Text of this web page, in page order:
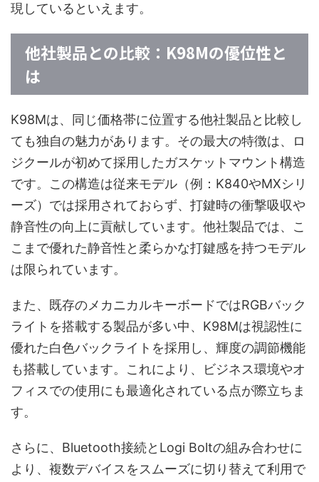
現しているといえます。
他社製品との比較：K98Mの優位性と
は
K98Mは、同じ価格帯に位置する他社製品と比較し
ても独自の魅力があります。その最大の特徴は、ロ
ジクールが初めて採用したガスケットマウント構造
です。この構造は従来モデル（例：K840やMXシリ
ーズ）では採用されておらず、打鍵時の衝撃吸収や
静音性の向上に貢献しています。他社製品では、こ
こまで優れた静音性と柔らかな打鍵感を持つモデル
は限られています。
また、既存のメカニカルキーボードではRGBバック
ライトを搭載する製品が多い中、K98Mは視認性に
優れた白色バックライトを採用し、輝度の調節機能
も搭載しています。これにより、ビジネス環境やオ
フィスでの使用にも最適化されている点が際立ちま
す。
さらに、Bluetooth接続とLogi Boltの組み合わせに
より、複数デバイスをスムーズに切り替えて利用で